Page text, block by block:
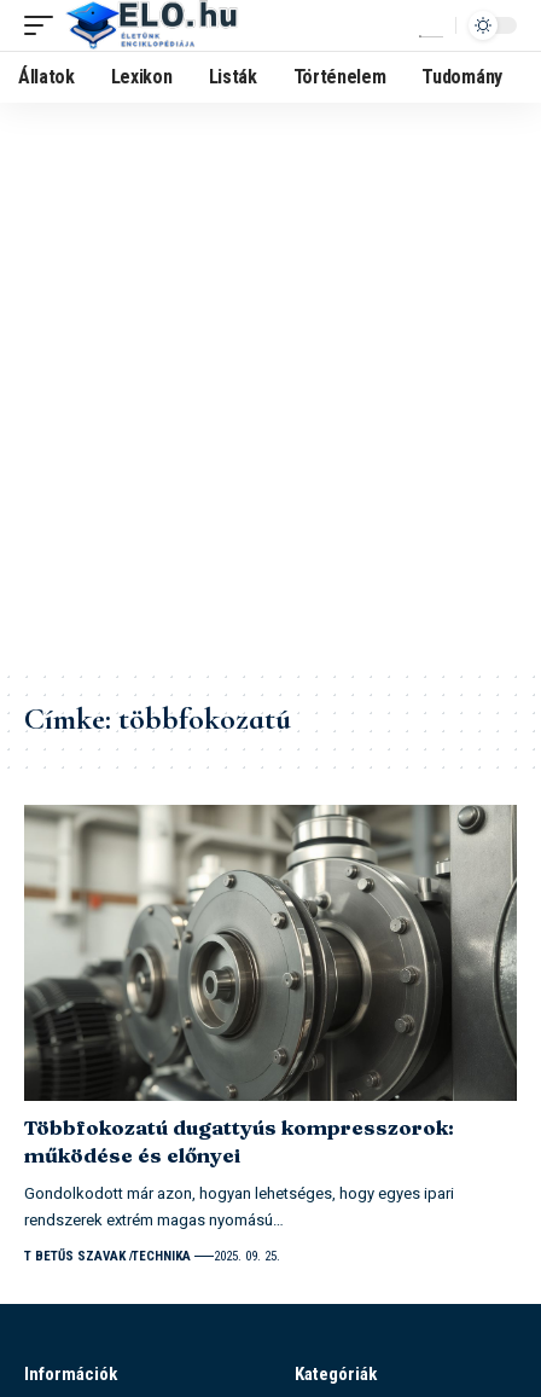
Állatok Lexikon Listák Történelem Tudomány
Címke:többfokozatú
Többfokozatú dugattyús kompresszorok:
működése és előnyei
Gondolkodott már azon, hogyan lehetséges, hogy egyes ipari
rendszerek extrém magas nyomású…
T BETŰS SZAVAK TECHNIKA 2025. 09. 25.
Információk
Kategóriák